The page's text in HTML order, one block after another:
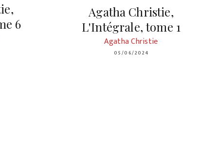
6
Agatha Christie,
L'Intégrale, tome 1
Agatha Christie
05/06/2024